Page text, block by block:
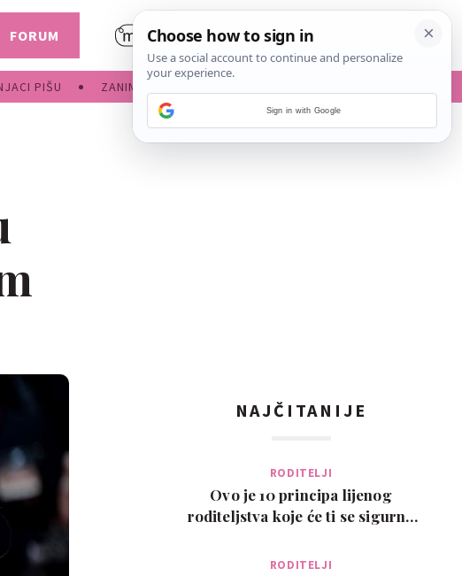
PIŠU ZANIMLJIVOSTI
FORUM
NAJČITANIJE
RODITELJI
Ovo je 10 principa lijenog
roditeljstva koje će ti se sigurno
RODITELJI
Sign in with Google